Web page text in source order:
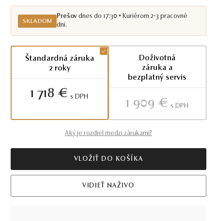
SKLADOM
Prešov dnes do 17:30 • Kuriérom 2-3 pracovné
dni.
Štandardná záruka
2 roky
1 718 € S DPH
Doživotná
záruka a
bezplatný servis
1 909 € S DPH
Aký je rozdiel medzi zárukami?
VLOŽIŤ DO KOŠÍKA
VIDIEŤ NAŽIVO